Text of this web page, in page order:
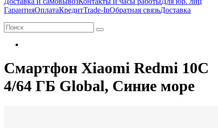
ГарантияОплатаКредитTrade-InОбратная связьДоставка
Смартфон Xiaomi Redmi 10C
4/64 ГБ Global, Синие море